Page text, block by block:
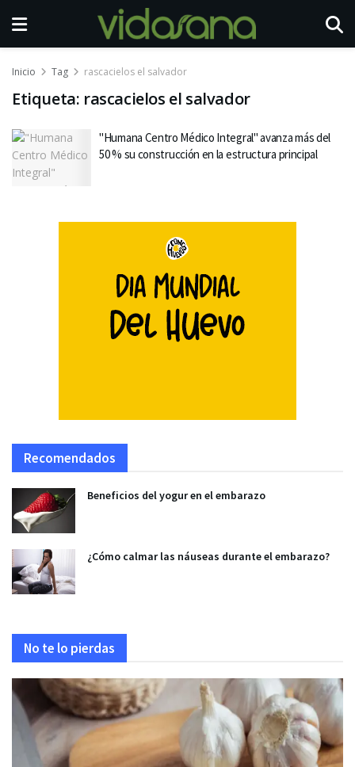
Inicio Tag rascacielos el salvador
Etiqueta: rascacielos el salvador
"Humana Centro Médico Integral" avanza más del
50 % su construcción en la estructura principal
Recomendados
Beneficios del yogur en el embarazo
¿Cómo calmar las náuseas durante el embarazo?
No te lo pierdas